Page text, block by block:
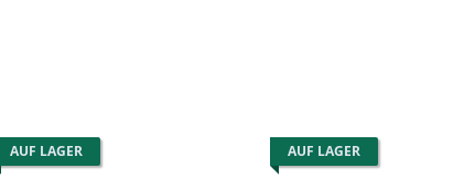
AUF LAGER AUF LAGER